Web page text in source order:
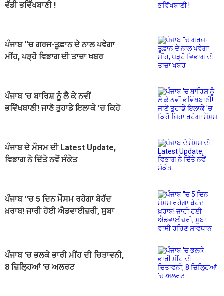
ਵੱਡੀ ਭਵਿੱਖਬਾਣੀ !
ਪੰਜਾਬ ''ਚ ਗਰਜ-ਤੂਫ਼ਾਨ ਦੇ ਨਾਲ ਪਵੇਗਾ
ਮੀਂਹ, ਪੜ੍ਹੋ ਵਿਭਾਗ ਦੀ ਤਾਜ਼ਾ ਖਬਰ
ਪੰਜਾਬ 'ਚ ਬਾਰਿਸ਼ ਨੂੰ ਲੈ ਕੇ ਨਵੀਂ
ਭਵਿੱਖਬਾਣੀ! ਜਾਣੋ ਤੁਹਾਡੇ ਇਲਾਕੇ 'ਚ ਕਿਹੋ
ਪੰਜਾਬ ਦੇ ਮੌਸਮ ਦੀ Latest Update,
ਵਿਭਾਗ ਨੇ ਦਿੱਤੇ ਨਵੇਂ ਸੰਕੇਤ
ਪੰਜਾਬ ''ਚ 5 ਦਿਨ ਮੌਸਮ ਰਹੇਗਾ ਬੇਹੱਦ
ਖ਼ਰਾਬ! ਜਾਰੀ ਹੋਈ ਐਡਵਾਈਜ਼ਰੀ, ਸੂਬਾ
ਪੰਜਾਬ 'ਚ ਭਲਕੇ ਭਾਰੀ ਮੀਂਹ ਦੀ ਚਿਤਾਵਨੀ,
8 ਜ਼ਿਲ੍ਹਿਆਂ 'ਚ ਅਲਰਟ